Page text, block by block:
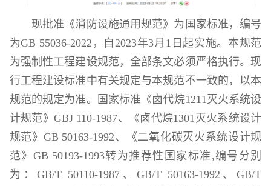
现批准《消防设施通用规范》为国家标准，编号
为GB 55036-2022，自2023年3月1日起实施。本规范
为强制性工程建设规范，全部条文必须严格执行。现
行工程建设标准中有关规定与本规范不一致的，以本
规范的规定为准。国家标准《卤代烷1211灭火系统设
计规范》GBJ 110-1987、《卤代烷1301灭火系统设计
规范》GB 50163-1992、《二氧化碳灭火系统设计规
范》GB 50193-1993转为推荐性国家标准,编号分别
为：GB/T 50110-1987、GB/T 50163-1992、GB/T